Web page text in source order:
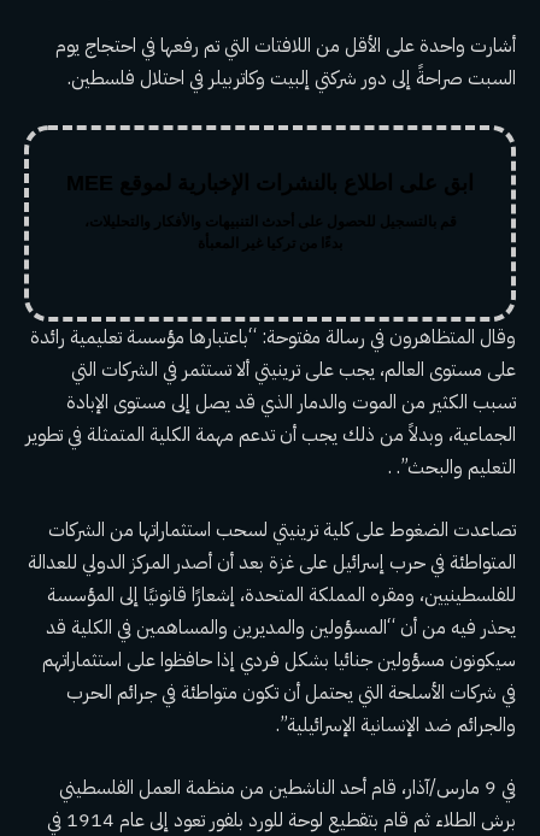
أشارت واحدة على الأقل من اللافتات التي تم رفعها في احتجاج يوم
السبت صراحةً إلى دور شركتي إلبيت وكاتربيلر في احتلال فلسطين.
ابق على اطلاع بالنشرات الإخبارية لموقع MEE
قم بالتسجيل للحصول على أحدث التنبيهات والأفكار والتحليلات،
بدءًا من تركيا غير المعبأة
وقال المتظاهرون في رسالة مفتوحة: “باعتبارها مؤسسة تعليمية رائدة
على مستوى العالم، يجب على ترينيتي ألا تستثمر في الشركات التي
تسبب الكثير من الموت والدمار الذي قد يصل إلى مستوى الإبادة
الجماعية، وبدلاً من ذلك يجب أن تدعم مهمة الكلية المتمثلة في تطوير
التعليم والبحث”. .
تصاعدت الضغوط على كلية ترينيتي لسحب استثماراتها من الشركات
المتواطئة في حرب إسرائيل على غزة بعد أن أصدر المركز الدولي للعدالة
للفلسطينيين، ومقره المملكة المتحدة، إشعارًا قانونيًا إلى المؤسسة
يحذر فيه من أن “المسؤولين والمديرين والمساهمين في الكلية قد
سيكونون مسؤولين جنائيا بشكل فردي إذا حافظوا على استثماراتهم
في شركات الأسلحة التي يحتمل أن تكون متواطئة في جرائم الحرب
والجرائم ضد الإنسانية الإسرائيلية”.
في 9 مارس/آذار، قام أحد الناشطين من منظمة العمل الفلسطيني
برش الطلاء ثم قام بتقطيع لوحة للورد بلفور تعود إلى عام 1914 في